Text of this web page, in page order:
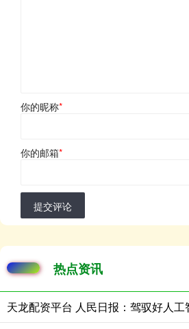
你的昵称*
你的邮箱*
提交评论
热点资讯
天龙配资平台 人民日报：驾驭好人工